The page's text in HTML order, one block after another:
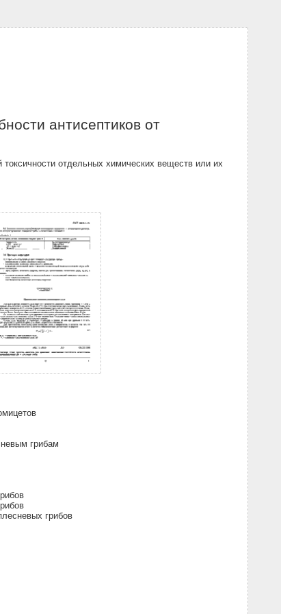
антисептиков от
отдельных химических веществ или их
грибам
грибов